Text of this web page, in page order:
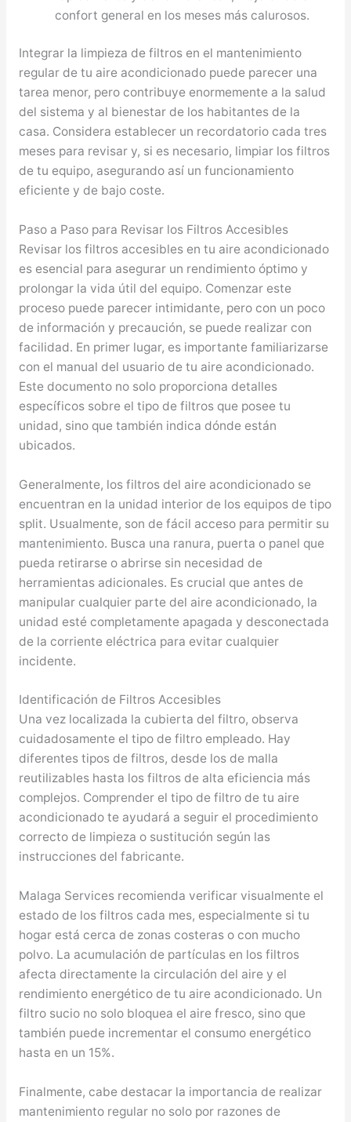
confort general en los meses más calurosos.
Integrar la limpieza de filtros en el mantenimiento
regular de tu aire acondicionado puede parecer una
tarea menor, pero contribuye enormemente a la salud
del sistema y al bienestar de los habitantes de la
casa. Considera establecer un recordatorio cada tres
meses para revisar y, si es necesario, limpiar los filtros
de tu equipo, asegurando así un funcionamiento
eficiente y de bajo coste.
Paso a Paso para Revisar los Filtros Accesibles
Revisar los filtros accesibles en tu aire acondicionado
es esencial para asegurar un rendimiento óptimo y
prolongar la vida útil del equipo. Comenzar este
proceso puede parecer intimidante, pero con un poco
de información y precaución, se puede realizar con
facilidad. En primer lugar, es importante familiarizarse
con el manual del usuario de tu aire acondicionado.
Este documento no solo proporciona detalles
específicos sobre el tipo de filtros que posee tu
unidad, sino que también indica dónde están
ubicados.
Generalmente, los filtros del aire acondicionado se
encuentran en la unidad interior de los equipos de tipo
split. Usualmente, son de fácil acceso para permitir su
mantenimiento. Busca una ranura, puerta o panel que
pueda retirarse o abrirse sin necesidad de
herramientas adicionales. Es crucial que antes de
manipular cualquier parte del aire acondicionado, la
unidad esté completamente apagada y desconectada
de la corriente eléctrica para evitar cualquier
incidente.
Identificación de Filtros Accesibles
Una vez localizada la cubierta del filtro, observa
cuidadosamente el tipo de filtro empleado. Hay
diferentes tipos de filtros, desde los de malla
reutilizables hasta los filtros de alta eficiencia más
complejos. Comprender el tipo de filtro de tu aire
acondicionado te ayudará a seguir el procedimiento
correcto de limpieza o sustitución según las
instrucciones del fabricante.
Malaga Services recomienda verificar visualmente el
estado de los filtros cada mes, especialmente si tu
hogar está cerca de zonas costeras o con mucho
polvo. La acumulación de partículas en los filtros
afecta directamente la circulación del aire y el
rendimiento energético de tu aire acondicionado. Un
filtro sucio no solo bloquea el aire fresco, sino que
también puede incrementar el consumo energético
hasta en un 15%.
Finalmente, cabe destacar la importancia de realizar
mantenimiento regular no solo por razones de